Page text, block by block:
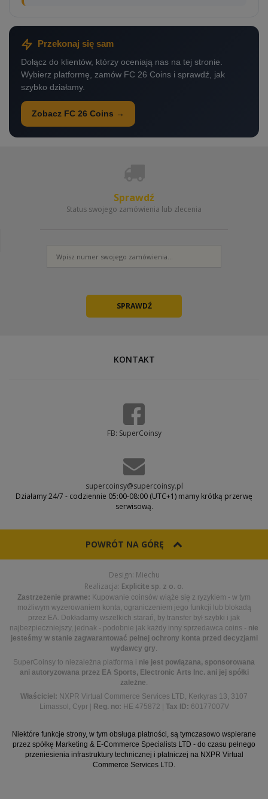
Przekonaj się sam
Dołącz do klientów, którzy oceniają nas na tej stronie.
Wybierz platformę, zamów FC 26 Coins i sprawdź, jak
szybko działamy.
Zobacz FC 26 Coins →
Sprawdź
Status swojego zamówienia lub zlecenia
KONTAKT
FB: SuperCoinsy
supercoinsy@supercoinsy.pl
Działamy 24/7 - codziennie 05:00-08:00 (UTC+1) mamy krótką przerwę
serwisową.
POWRÓT NA GÓRĘ
Design: Miechu
Realizacja: Explicite sp. z o. o.
Zastrzeżenie prawne: Kupowanie coinsów wiąże się z ryzykiem - w tym
możliwym wyzerowaniem konta, ograniczeniem jego funkcji lub blokadą
przez EA. Dokładamy wszelkich starań, by transfer był szybki i jak
najbezpieczniejszy, jednak - podobnie jak każdy inny sprzedawca coins - nie
jesteśmy w stanie zagwarantować pełnej ochrony konta przed decyzjami
wydawcy gry.
SuperCoinsy to niezależna platforma i nie jest powiązana, sponsorowana
ani autoryzowana przez EA Sports, Electronic Arts Inc. ani jej spółki
zależne.
Właściciel: NXPR Virtual Commerce Services LTD, Kerkyras 13, 3107
Limassol, Cypr
Reg. no: HE 475872 Tax ID: 60177007V
Niektóre funkcje strony, w tym obsługa płatności, są tymczasowo wspierane
przez spółkę Marketing & E-Commerce Specialists LTD - do czasu pełnego
przeniesienia infrastruktury technicznej i płatniczej na NXPR Virtual
Commerce Services LTD.